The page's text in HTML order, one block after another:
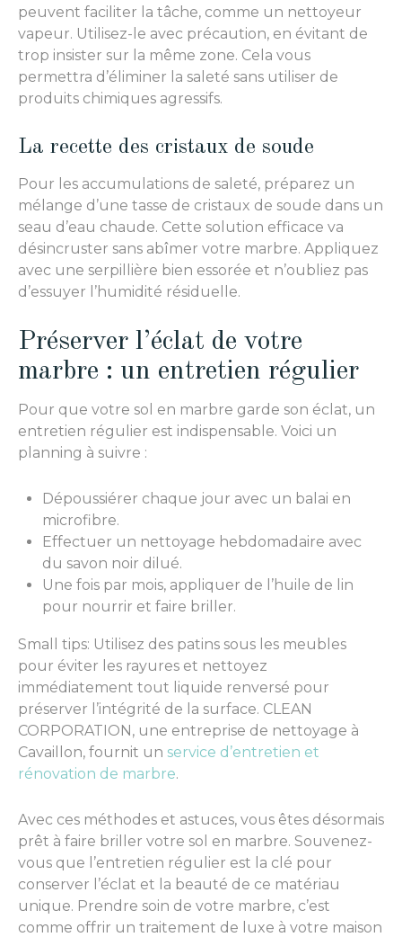
peuvent faciliter la tâche, comme un nettoyeur
vapeur. Utilisez-le avec précaution, en évitant de
trop insister sur la même zone. Cela vous
permettra d’éliminer la saleté sans utiliser de
produits chimiques agressifs.
La recette des cristaux de soude
Pour les accumulations de saleté, préparez un
mélange d’une tasse de cristaux de soude dans un
seau d’eau chaude. Cette solution efficace va
désincruster sans abîmer votre marbre. Appliquez
avec une serpillière bien essorée et n’oubliez pas
d’essuyer l’humidité résiduelle.
Préserver l’éclat de votre
marbre : un entretien régulier
Pour que votre sol en marbre garde son éclat, un
entretien régulier est indispensable. Voici un
planning à suivre :
Dépoussiérer chaque jour avec un balai en
microfibre.
Effectuer un nettoyage hebdomadaire avec
du savon noir dilué.
Une fois par mois, appliquer de l’huile de lin
pour nourrir et faire briller.
Small tips: Utilisez des patins sous les meubles
pour éviter les rayures et nettoyez
immédiatement tout liquide renversé pour
préserver l’intégrité de la surface. CLEAN
CORPORATION, une entreprise de nettoyage à
Cavaillon, fournit un service d’entretien et
rénovation de marbre.
Avec ces méthodes et astuces, vous êtes désormais
prêt à faire briller votre sol en marbre. Souvenez-
vous que l’entretien régulier est la clé pour
conserver l’éclat et la beauté de ce matériau
unique. Prendre soin de votre marbre, c’est
comme offrir un traitement de luxe à votre maison